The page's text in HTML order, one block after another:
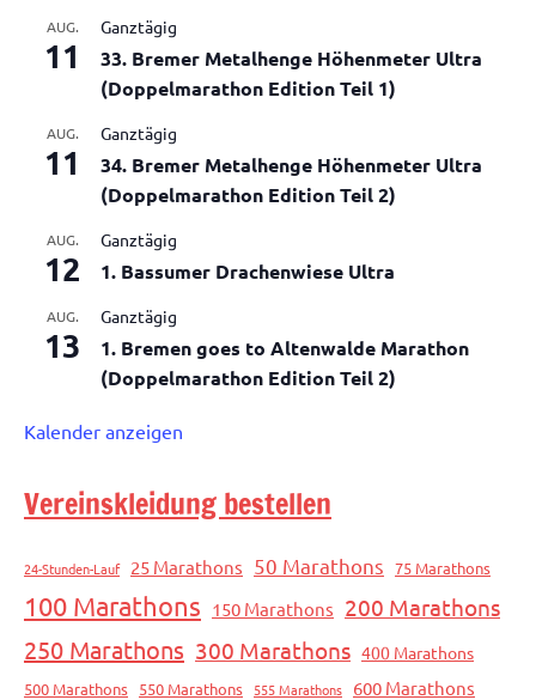
AUG.
11
Ganztägig
33. Bremer Metalhenge Höhenmeter Ultra
(Doppelmarathon Edition Teil 1)
AUG.
11
Ganztägig
34. Bremer Metalhenge Höhenmeter Ultra
(Doppelmarathon Edition Teil 2)
AUG.
12
Ganztägig
1. Bassumer Drachenwiese Ultra
AUG.
13
Ganztägig
1. Bremen goes to Altenwalde Marathon
(Doppelmarathon Edition Teil 2)
Kalender anzeigen
Vereinskleidung bestellen
24-Stunden-Lauf 25 Marathons 50 Marathons 75 Marathons
100 Marathons 150 Marathons 200 Marathons
250 Marathons 300 Marathons 400 Marathons
500 Marathons 550 Marathons 555 Marathons 600 Marathons